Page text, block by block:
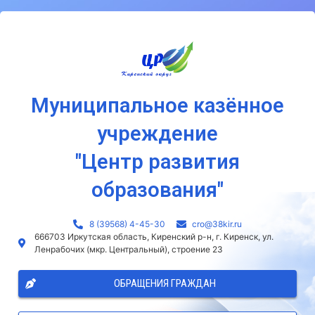
Муниципальное казённое
учреждение
"Центр развития
образования"
8 (39568) 4-45-30
сro@38kir.ru
666703 Иркутская область, Киренский р-н, г. Киренск, ул.
Ленрабочих (мкр. Центральный), строение 23
ОБРАЩЕНИЯ ГРАЖДАН